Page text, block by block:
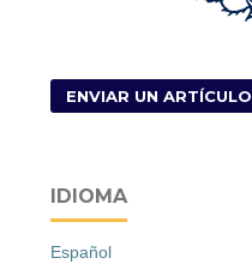
ENVIAR UN ARTÍCULO
IDIOMA
Español